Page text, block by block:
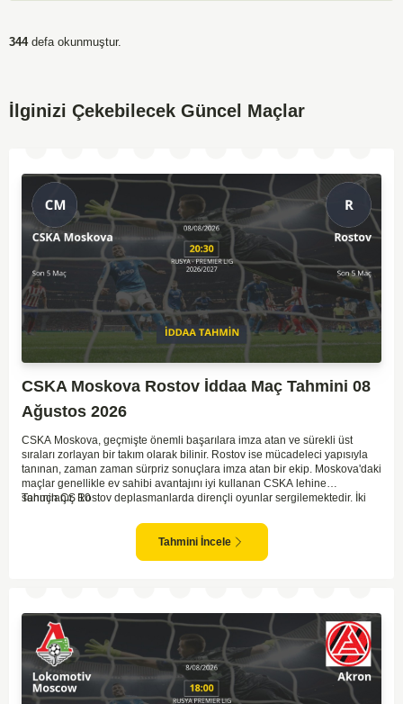
344defa okunmuştur.
İlginizi Çekebilecek Güncel Maçlar
CSKA Moskova Rostov İddaa Maç Tahmini 08
Ağustos 2026
CSKA Moskova, geçmişte önemli başarılara imza atan ve sürekli üst
sıraları zorlayan bir takım olarak bilinir. Rostov ise mücadeleci yapısıyla
tanınan, zaman zaman sürpriz sonuçlara imza atan bir ekip. Moskova'daki
maçlar genellikle ev sahibi avantajını iyi kullanan CSKA lehine
sonuçlanır. Rostov deplasmanlarda dirençli oyunlar sergilemektedir. İki
göstermektedir. CSKA'nın evinde oynayacak olması ve genel istatistikler
göz önüne alındığında, CSKA'nın sahasında kolay kolay puan
kaybetmeyeceğini söyleyebiliriz.
Tahmin ÇŞ 10
Tahmini İncele